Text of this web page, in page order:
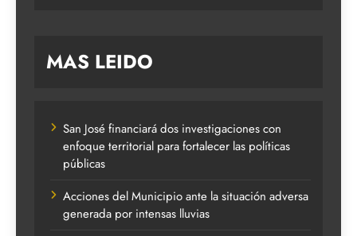
MAS LEIDO
San José financiará dos investigaciones con
enfoque territorial para fortalecer las políticas
públicas
Acciones del Municipio ante la situación adversa
generada por intensas lluvias